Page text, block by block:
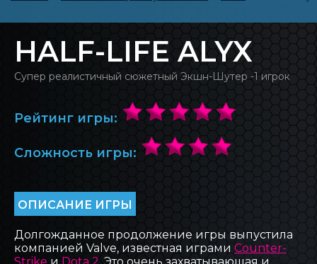
КЛУБЫ INOVA
БЛОГ INOVA
ОБРАТНАЯ СВЯЗЬ
HALF-LIFE ALYX
Супер реалистичный сюжетный Экшн-Шутер -1 игрок
Рейтинг игры:
Сложность игры:
ОПИСАНИЕ ИГРЫ
Долгожданное продолжение игры выпустила
компанией Valve, известная играми Counter-